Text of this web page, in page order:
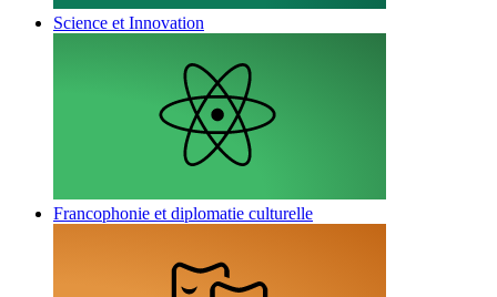
Science et Innovation
Francophonie et diplomatie culturelle